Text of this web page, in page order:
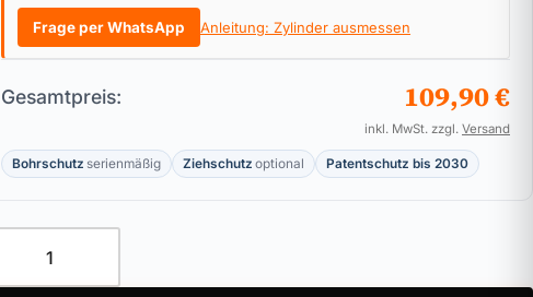
Frage per WhatsApp Anleitung: Zylinder ausmessen
Gesamtpreis: 109,90 €
inkl. MwSt. zzgl. Versand
Bohrschutz serienmäßig Ziehschutz optional Patentschutz bis 2030